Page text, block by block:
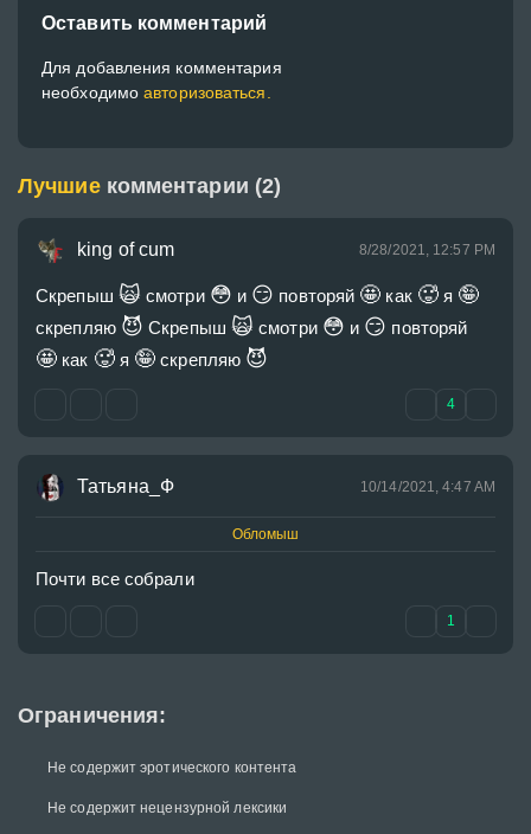
Ограничения:
Не содержит эротического контента
Не содержит нецензурной лексики
Оставить комментарий
Для добавления комментария
необходимоавторизоваться.
Лучшие комментарии (2)
king of cum 8/28/2021, 12:57 PM
Скрепыш 🙀 смотри 😳 и 😏 повторяй 🤩 как 🥵 я 🤪
скрепляю 😈 Скрепыш 🙀 смотри 😳 и 😏 повторяй
🤩 как 🥵 я 🤪 скрепляю 😈
4
Татьяна_Ф 10/14/2021, 4:47 AM
Обломыш
Почти все собрали
1